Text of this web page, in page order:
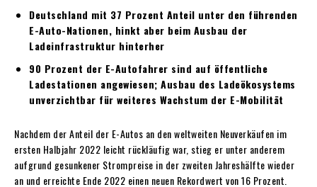
Deutschland mit 37 Prozent Anteil unter den führenden
E-Auto-Nationen, hinkt aber beim Ausbau der
Ladeinfrastruktur hinterher
90 Prozent der E-Autofahrer sind auf öffentliche
Ladestationen angewiesen; Ausbau des Ladeökosystems
unverzichtbar für weiteres Wachstum der E-Mobilität
Nachdem der Anteil der E-Autos an den weltweiten Neuverkäufen im
ersten Halbjahr 2022 leicht rückläufig war, stieg er unter anderem
aufgrund gesunkener Strompreise in der zweiten Jahreshälfte wieder
an und erreichte Ende 2022 einen neuen Rekordwert von 16 Prozent.